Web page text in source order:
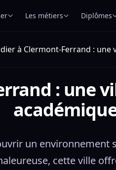
Les métiers Diplômes
à Clermont-Ferrand :
: une
un
cette ville